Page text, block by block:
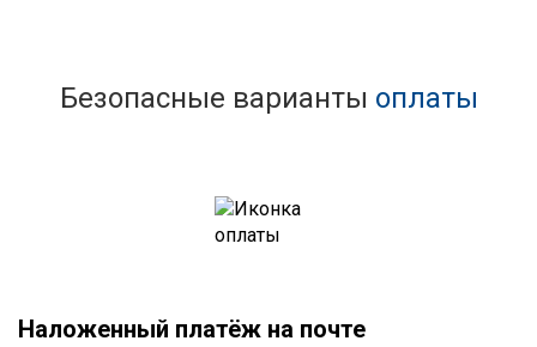
Безопасные варианты оплаты
Наложенный платёж на почте